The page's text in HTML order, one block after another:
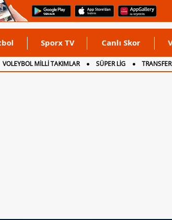
Sporx TV Canlı Skor
VOLEYBOL MİLLİ TAKIMLAR SÜPER LİG